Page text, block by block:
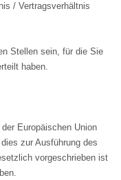
/ Vertragsverhältnis
Stellen sein, für die Sie
haben.
Europäischen Union
zur Ausführung des
vorgeschrieben ist